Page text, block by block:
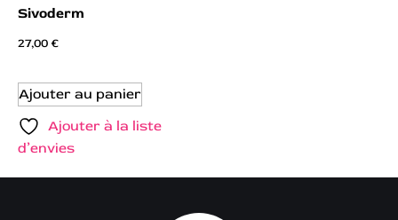
Sivoderm
27,00€
Ajouter au panier
Ajouter à la liste
d’envies